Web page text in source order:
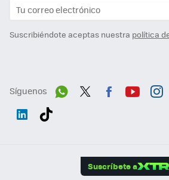
Suscribiéndote aceptas nuestra política
Síguenos
Suscríbete a